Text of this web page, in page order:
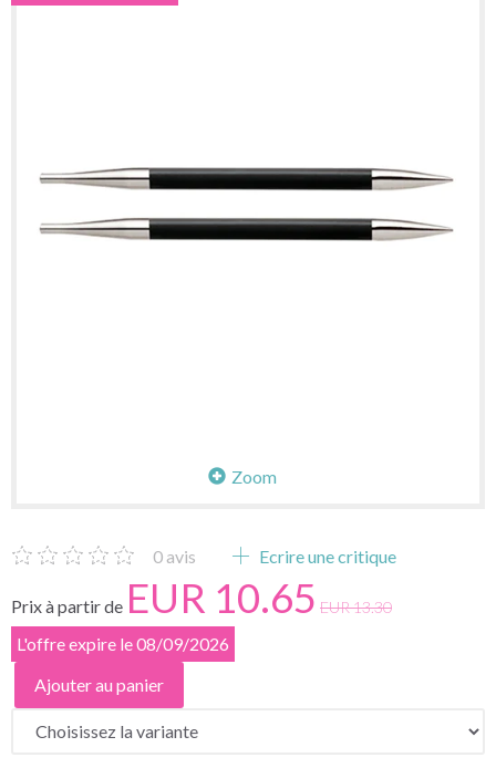
Zoom
0 avis Ecrire une critique
Prix à partir de EUR 10.65 EUR 13.30
L'offre expire le 08/09/2026
Ajouter au panier